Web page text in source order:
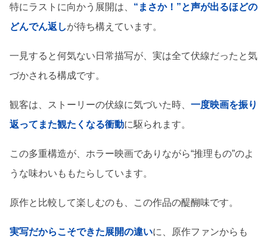
特にラストに向かう展開は、 “まさか！”と声が出るほどの
どんでん返しが待ち構えています。
一見すると何気ない日常描写が、実は全て伏線だったと気
づかされる構成です。
観客は、ストーリーの伏線に気づいた時、 一度映画を振り
返ってまた観たくなる衝動に駆られます。
この多重構造が、ホラー映画でありながら“推理もの”のよ
うな味わいももたらしています。
原作と比較して楽しむのも、この作品の醍醐味です。
実写だからこそできた展開の違いに、原作ファンからも